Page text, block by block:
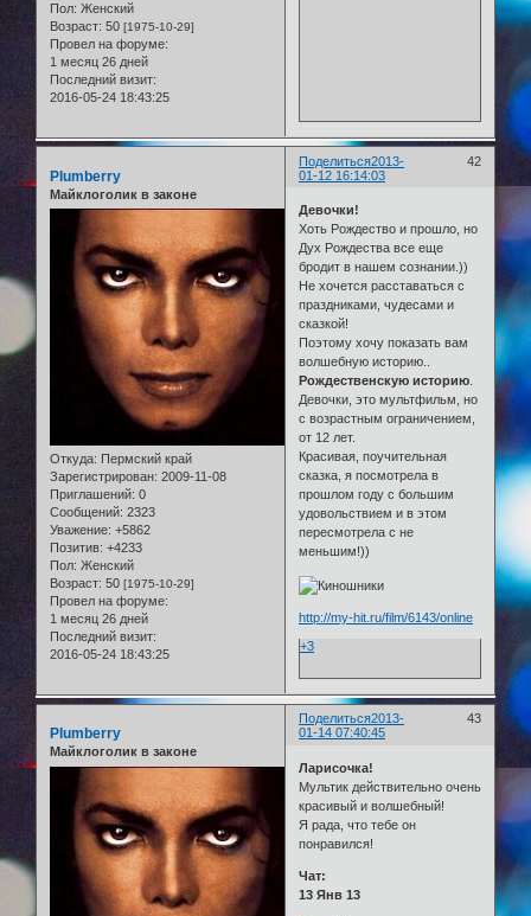
Пол: Женский
Возраст: 50 [1975-10-29]
Провел на форуме:
1 месяц 26 дней
Последний визит:
2016-05-24 18:43:25
Поделиться 42
2013-
01-12 16:14:03
Plumberry
Майклоголик в законе
Откуда: Пермский край
Зарегистрирован: 2009-11-08
Приглашений: 0
Сообщений: 2323
Уважение: +5862
Позитив: +4233
Пол: Женский
Возраст: 50 [1975-10-29]
Провел на форуме:
1 месяц 26 дней
Последний визит:
2016-05-24 18:43:25
Девочки!
Хоть Рождество и прошло, но
Дух Рождества все еще
бродит в нашем сознании.))
Не хочется расставаться с
праздниками, чудесами и
сказкой!
Поэтому хочу показать вам
волшебную историю..
Рождественскую историю.
Девочки, это мультфильм, но
с возрастным ограничением,
от 12 лет.
Красивая, поучительная
сказка, я посмотрела в
прошлом году с большим
удовольствием и в этом
пересмотрела с не
меньшим!))
http://my-hit.ru/film/6143/online
+3
Поделиться 43
2013-
01-14 07:40:45
Plumberry
Майклоголик в законе
Ларисочка!
Мультик действительно очень
красивый и волшебный!
Я рада, что тебе он
понравился!
Чат:
13 Янв 13